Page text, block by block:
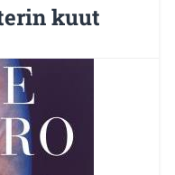
kuut